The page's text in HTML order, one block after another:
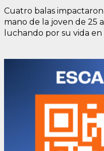
Cuatro balas
mano de la joven de 25
luchando por su vida